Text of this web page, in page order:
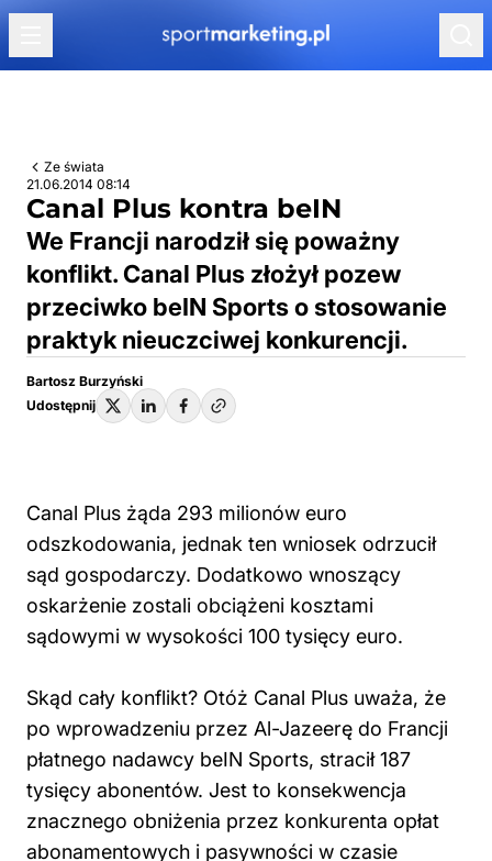
Przejdź do treści
Ze świata
21.06.2014 08:14
Canal Plus kontra beIN
We Francji narodził się poważny
konflikt. Canal Plus złożył pozew
przeciwko beIN Sports o stosowanie
praktyk nieuczciwej konkurencji.
Bartosz Burzyński
Udostępnij
Canal Plus żąda 293 milionów euro
odszkodowania, jednak ten wniosek odrzucił
sąd gospodarczy. Dodatkowo wnoszący
oskarżenie zostali obciążeni kosztami
sądowymi w wysokości 100 tysięcy euro.
Skąd cały konflikt? Otóż Canal Plus uważa, że
po wprowadzeniu przez Al-Jazeerę do Francji
płatnego nadawcy beIN Sports, stracił 187
tysięcy abonentów. Jest to konsekwencja
znacznego obniżenia przez konkurenta opłat
abonamentowych i pasywności w czasie